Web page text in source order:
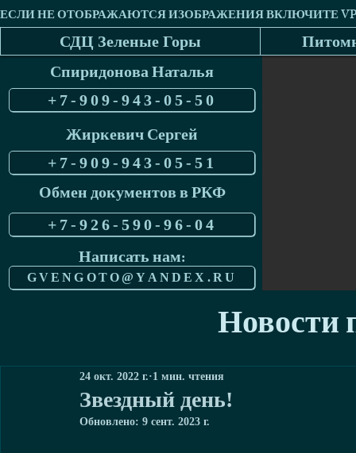
СДЦ Зеленые Горы
Спиридонова Наталья
+7-909-943-05-50
Жиркевич Сергей
+7-909-943-05-51
Обмен документов в РКФ
+7-926-590-96-04
Написать нам:
GVENGOTO@YANDEX.RU
Новости
Звездный день!
24 окт. 2022 г. 1 мин. чтения
Обновлено: 9 сент. 2023 г.